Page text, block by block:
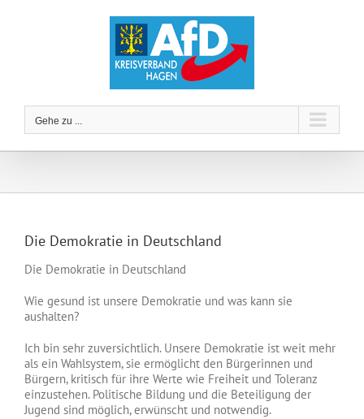
Gehe zu ...
Die Demokratie in Deutschland
Die Demokratie in Deutschland
Wie gesund ist unsere Demokratie und was kann sie
aushalten?
Ich bin sehr zuversichtlich. Unsere Demokratie ist weit mehr
als ein Wahlsystem, sie ermöglicht den Bürgerinnen und
Bürgern, kritisch für ihre Werte wie Freiheit und Toleranz
einzustehen. Politische Bildung und die Beteiligung der
Jugend sind möglich, erwünscht und notwendig.